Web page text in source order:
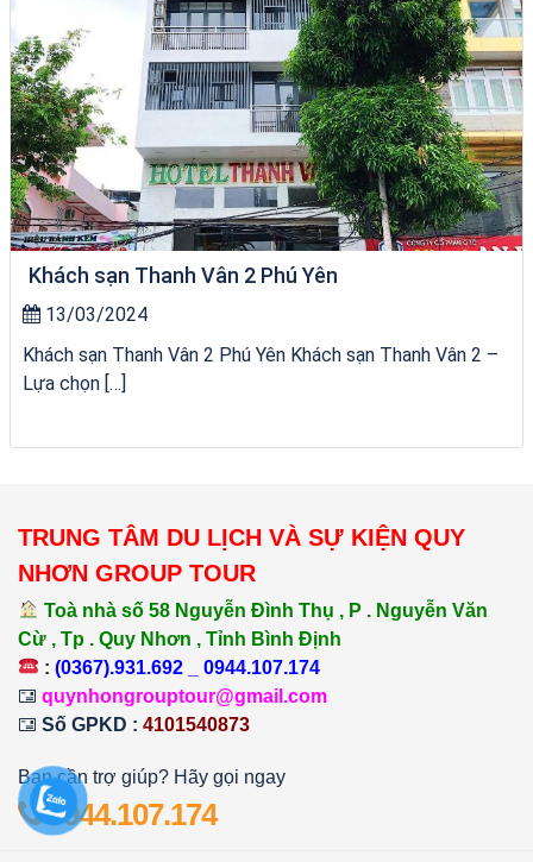
Khách sạn Thanh Vân 2 Phú Yên
13/03/2024
Khách sạn Thanh Vân 2 Phú Yên Khách sạn Thanh Vân 2 –
Lựa chọn […]
TRUNG TÂM DU LỊCH VÀ SỰ KIỆN QUY
NHƠN GROUP TOUR
Toà nhà số 58 Nguyễn Đình Thụ , P . Nguyễn Văn
Cừ , Tp . Quy Nhơn , Tỉnh Bình Định
: (0367).931.692 _ 0944.107.174
quynhongrouptour@gmail.com
Số GPKD : 4101540873
Bạn cần trợ giúp? Hãy gọi ngay
0944.107.174